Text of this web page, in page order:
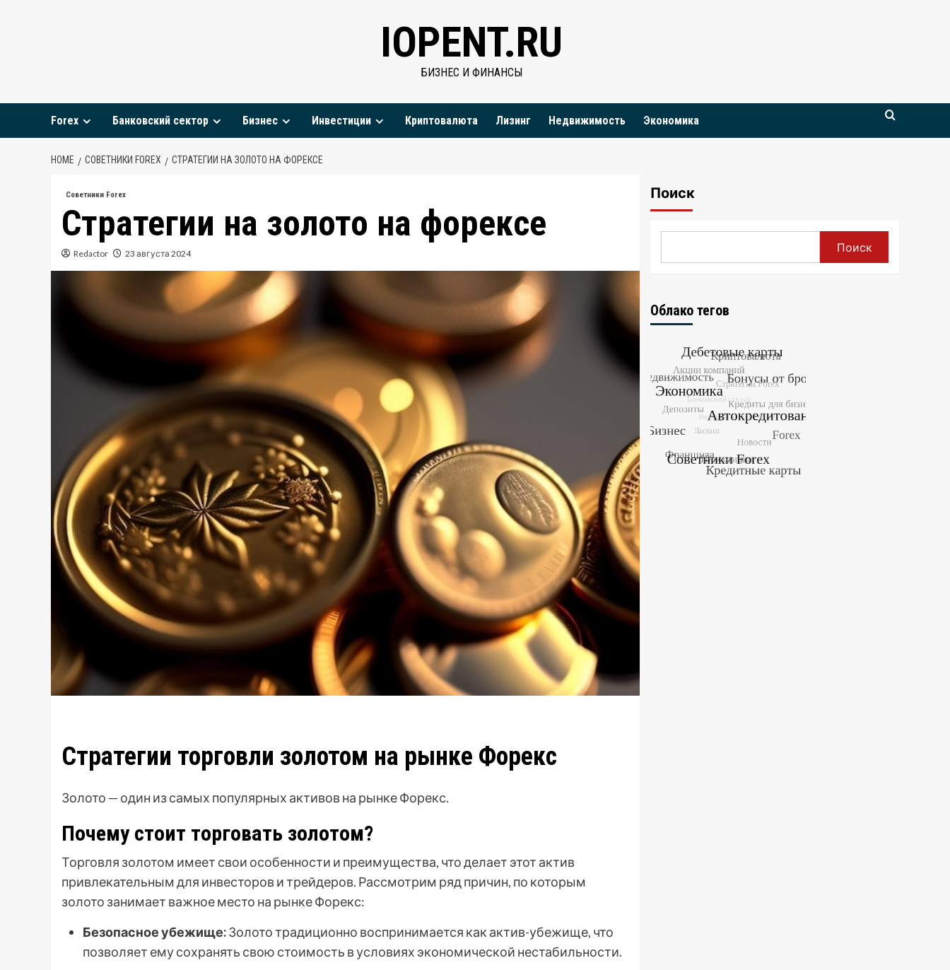
IOPENT.RU
БИЗНЕС И ФИНАНСЫ
Forex Банковский сектор Бизнес Инвестиции Криптовалюта Лизинг Недвижимость Экономика
HOME СОВЕТНИКИ FOREX СТРАТЕГИИ НА ЗОЛОТО НА ФОРЕКСЕ
Советники Forex
Стратегии на золото на форексе
Redactor 23 августа 2024
Стратегии торговли золотом на рынке Форекс
Золото — один из самых популярных активов на рынке Форекс.
Почему стоит торговать золотом?
Торговля золотом имеет свои особенности и преимущества, что делает этот актив
привлекательным для инвесторов и трейдеров. Рассмотрим ряд причин, по которым
золото занимает важное место на рынке Форекс:
Безопасное убежище:Золото традиционно воспринимается как актив-убежище, что
позволяет ему сохранять свою стоимость в условиях экономической нестабильности.
Поиск
Поиск
Облако тегов